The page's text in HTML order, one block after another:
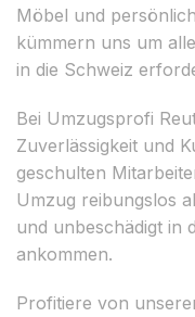
Möbel und
kümmern uns um
in die Schweiz
Bei Umzugsprofi
Zuverlässigkeit und
geschulten
Umzug reibungslos
und unbeschädigt in
ankommen.
Profitiere von